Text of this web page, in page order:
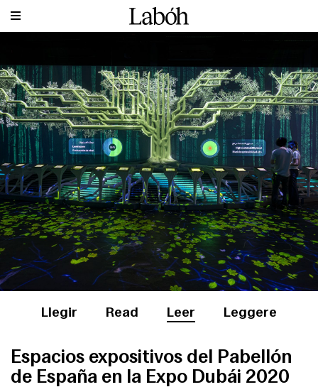
Llegir Read Leer Leggere
Espacios expositivos del Pabellón
de España en la Expo Dubái 2020